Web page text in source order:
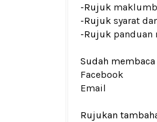
-Rujuk
-Rujuk syarat
-Rujuk panduan
Sudah
Facebook
Email
Rujukan